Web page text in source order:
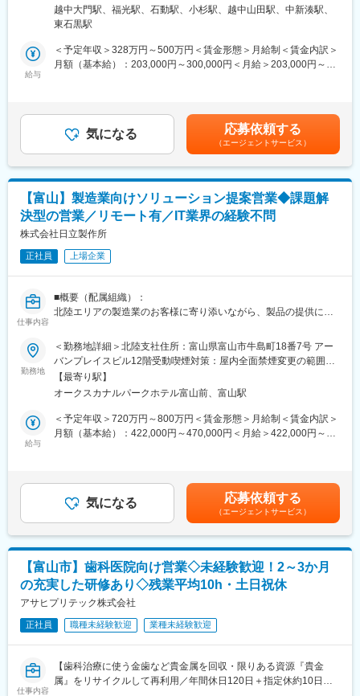
・7:00 出社
・8:00 ミーティング・接客対応
・12:00 昼休憩
・13:00 在庫確認
■入社後の流れ
入社後は先輩社員とのOJTを通じて業務を習得いただきます。約3
年を目安に一人前を目指していただくため、未経験の方でも安心
してスタート可能です。
また、床上操作式クレーンや玉掛などの資格は会社全額負担で取
得できます。
■残業が少ない理由
(1)業務負荷を考慮し、対応可能以上の業務は外注しています
(3)ICタグで機械管理を行い、業務効率を向上させています
■採用背景
建設機械の「所有からレンタルへ」という市場変化により、当社
への整備・メンテナンス需要が拡大しています。
後も安定した品質でサービス提供を行うため、組織体制の強化を
建設機械・林業機械のレンタル事業を展開する当社にて、サービ
スエンジニア（整備士）としてご活躍いただきます。
主にレンタル機械の点検・整備・修理を中心に、在庫管理や簡単
■具体的な業務内容
・返却されたレンタル機械の状態をチェックし、不具合があれば
修理
・レンタル用の建設機械や林業機械の点検・メンテナンスを実施
・お客様がお持ちの機械を現地で点検・修理することもあります
・機械の貸出・返却にあわせて、在庫の確認や予約の管理を行い
ます
・出庫前に機械が問題なく動くか最終チェックを行います
・機械の使い方などをお客様へ簡単にご説明します（全体の1割程
度）
です。
■1日の流れ（例）
・7:00 出社
・9:00 返却機械の点検・整備
・12:00 昼休憩
■入社後の流れ
入社後は先輩社員とのOJTを通じて業務を習得いただきます。約3
年を目安に一人前を目指していただくため、未経験の方でも安心
してスタート可能です。
また、床上操作式クレーンや玉掛などの資格は会社全額負担で取
得できます。
■残業が少ない理由
いています
(3)ICタグで機械管理を行い、業務効率を向上させています
勤務地詳細3＞小矢部営業所住所：富山県小矢部市今石動町２－１
３－１８７ 受動喫煙対策：屋内全面禁煙変更の範囲：会社の定め
越中大門駅、福光駅、石動駅、小杉駅、越中山田駅、中新湊駅、
東石黒駅
給与
＜予定年収＞328万円～500万円＜賃金形態＞月給制＜賃金内訳＞
月額（基本給）：203,000円～300,000円＜月給＞203,000円～
与：年2回（7月・12月）※前年度実績：2.6か月賃金はあくまでも
目安の金額であり、選考を通じて上下する可能性があります。月
給(月額)は固定手当を含めた表記です。
気になる 応募依頼する
（エージェントサービス）
【富山】製造業向けソリューション提案営業◆課題解
決型の営業／リモート有／IT業界の経験不問
株式会社日立製作所
正社員 上場企業
仕事内容
■概要（配属組織）：
北陸エリアの製造業のお客様に寄り添いながら、製品の提供にと
お客様の状況やニーズを丁寧に把握し、日立グループの技術やDX
を活かして、一緒に価値づくりを進めています。社内やグループ
会社の関係者と連携し、提案からプロジェクト推進まで関わりな
がら、お客様とともに事業の成長に貢献していくことを
目指しています。
■携わる事業・サービス・製品など：
導入から運用・保守まで一貫して伴走し、継続的なアップデート
通じて長期的な価値創出につなげています。
直結する取り組みも行っております。
【産業向けソリューション】
https://www.hitachi.co.jp/products/it/industry/index.html
【ITプロダクツ】https://www.hitachi.com/ja-jp/products/#it-
products
【Lumada】
https://www.hitachi.co.jp/products/it/lumada/index.html
勤務地
＜勤務地詳細＞北陸支社住所：富山県富山市牛島町18番7号 アー
バンプレイスビル12階受動喫煙対策：屋内全面禁煙変更の範囲：
会社の定める事業所（リモートワーク含む）
【最寄り駅】
オークスカナルパークホテル富山前、富山駅
給与
＜予定年収＞720万円～800万円＜賃金形態＞月給制＜賃金内訳＞
月額（基本給）：422,000円～470,000円＜月給＞422,000円～
額であり、選考を通じて上下する可能性があります。月給(月額)は
固定手当を含めた表記です。
気になる 応募依頼する
（エージェントサービス）
【富山市】歯科医院向け営業◇未経験歓迎！2～3か月
の充実した研修あり◇残業平均10h・土日祝休
アサヒプリテック株式会社
正社員 職種未経験歓迎 業種未経験歓迎
仕事内容
【歯科治療に使う金歯など貴金属を回収・限りある資源『貴金
属』をリサイクルして再利用／年間休日120日＋指定休約10日＋